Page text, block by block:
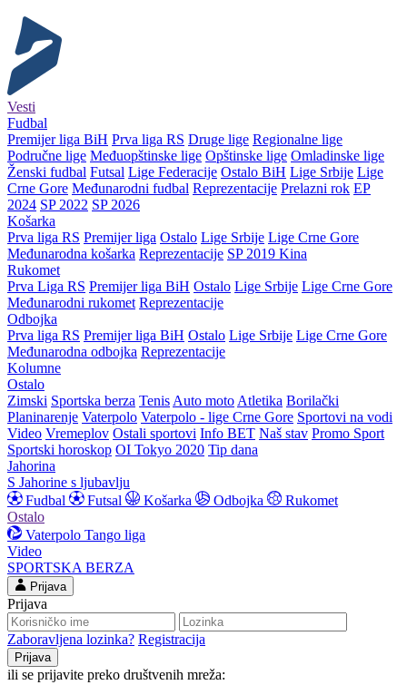
Vesti
Fudbal
Premijer liga BiH Prva liga RS Druge lige Regionalne lige
Područne lige Međuopštinske lige Opštinske lige Omladinske lige
Ženski fudbal Futsal Lige Federacije Ostalo BiH Lige Srbije Lige
Crne Gore Međunarodni fudbal Reprezentacije Prelazni rok EP
2024 SP 2022 SP 2026
Košarka
Prva liga RS Premijer liga Ostalo Lige Srbije Lige Crne Gore
Međunarodna košarka Reprezentacije SP 2019 Kina
Rukomet
Prva Liga RS Premijer liga BiH Ostalo Lige Srbije Lige Crne Gore
Međunarodni rukomet Reprezentacije
Odbojka
Prva liga RS Premijer liga BiH Ostalo Lige Srbije Lige Crne Gore
Međunarodna odbojka Reprezentacije
Kolumne
Ostalo
Zimski Sportska berza Tenis Auto moto Atletika Borilački
Planinarenje Vaterpolo Vaterpolo - lige Crne Gore Sportovi na vodi
Video Vremeplov Ostali sportovi Info BET Naš stav Promo Sport
Sportski horoskop OI Tokyo 2020 Tip dana
Jahorina
S Jahorine s ljubavlju
Fudbal
Futsal Košarka Odbojka
Rukomet
Ostalo
Vaterpolo Tango liga
Video
SPORTSKA BERZA
Prijava
Prijava
Zaboravljena lozinka? Registracija
ili se prijavite preko društvenih mreža: